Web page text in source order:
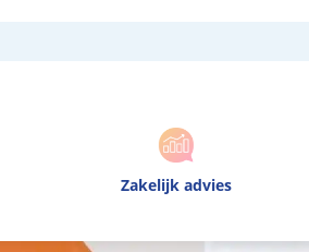
Zakelijk advies